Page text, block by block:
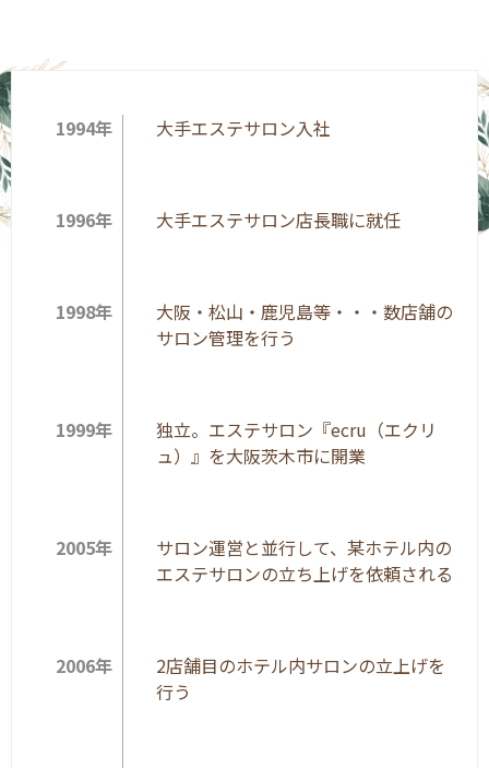
1994年 大手エステサロン入社
1996年 大手エステサロン店長職に就任
1998年
大阪・松山・鹿児島等・・・数店舗の
サロン管理を行う
1999年
独立。エステサロン『ecru（エクリ
ュ）』を大阪茨木市に開業
2005年
サロン運営と並行して、某ホテル内の
エステサロンの立ち上げを依頼される
2006年
2店舗目のホテル内サロンの立上げを
行う